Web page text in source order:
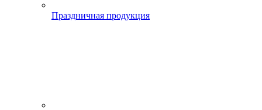
Праздничная продукция